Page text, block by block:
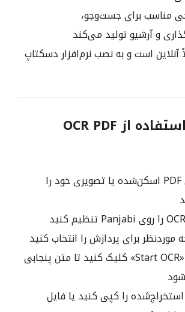
مناسب برای جست‌وجو،
و آرشیو تولید می‌کند
آنلاین است و به نصب نرم‌افزار دسکتاپ
نحوه استفاده از OCR PDF
فایل PDF اسکن‌شده یا تصویری خود را
موردنظر برای پردازش را انتخاب کنید
روی «Start OCR» کلیک کنید تا متن پنجابی
را کپی کنید یا فایل